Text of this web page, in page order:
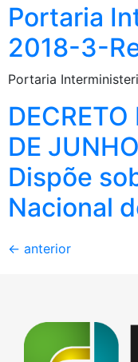
Portaria
2018-3-
Portaria
DE
Dispõe
Nacional
← anterior